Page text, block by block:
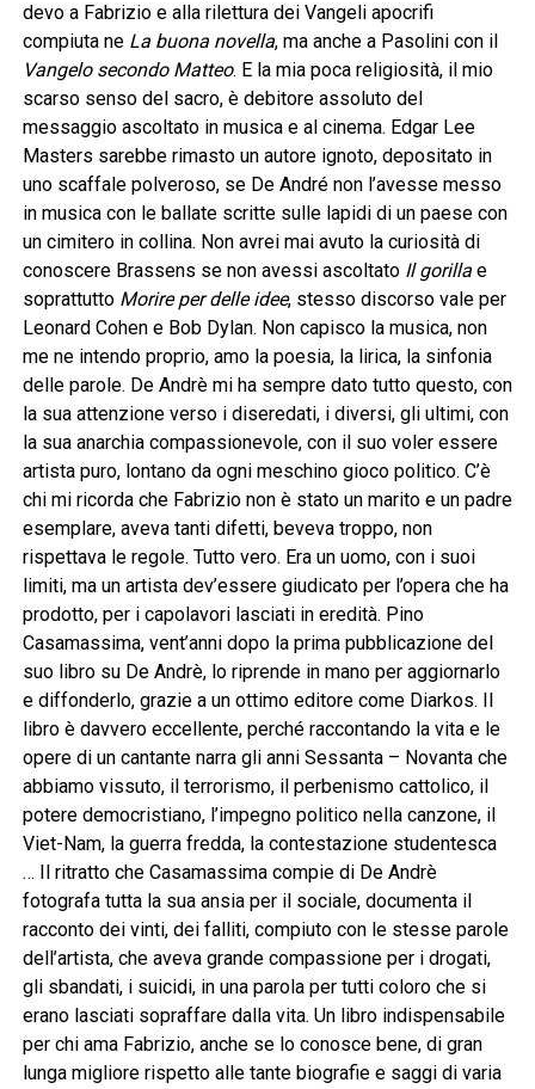
devo a Fabrizio e alla rilettura dei Vangeli apocrifi
compiuta ne La buona novella, ma anche a Pasolini con il
Vangelo secondo Matteo. E la mia poca religiosità, il mio
scarso senso del sacro, è debitore assoluto del
messaggio ascoltato in musica e al cinema. Edgar Lee
Masters sarebbe rimasto un autore ignoto, depositato in
uno scaffale polveroso, se De André non l’avesse messo
in musica con le ballate scritte sulle lapidi di un paese con
un cimitero in collina. Non avrei mai avuto la curiosità di
conoscere Brassens se non avessi ascoltato Il gorillae
soprattutto Morire per delle idee, stesso discorso vale per
Leonard Cohen e Bob Dylan. Non capisco la musica, non
me ne intendo proprio, amo la poesia, la lirica, la sinfonia
delle parole. De Andrè mi ha sempre dato tutto questo, con
la sua attenzione verso i diseredati, i diversi, gli ultimi, con
la sua anarchia compassionevole, con il suo voler essere
artista puro, lontano da ogni meschino gioco politico. C’è
chi mi ricorda che Fabrizio non è stato un marito e un padre
esemplare, aveva tanti difetti, beveva troppo, non
rispettava le regole. Tutto vero. Era un uomo, con i suoi
limiti, ma un artista dev’essere giudicato per l’opera che ha
prodotto, per i capolavori lasciati in eredità. Pino
Casamassima, vent’anni dopo la prima pubblicazione del
suo libro su De Andrè, lo riprende in mano per aggiornarlo
e diffonderlo, grazie a un ottimo editore come Diarkos. Il
libro è davvero eccellente, perché raccontando la vita e le
opere di un cantante narra gli anni Sessanta – Novanta che
abbiamo vissuto, il terrorismo, il perbenismo cattolico, il
potere democristiano, l’impegno politico nella canzone, il
Viet-Nam, la guerra fredda, la contestazione studentesca
… Il ritratto che Casamassima compie di De Andrè
fotografa tutta la sua ansia per il sociale, documenta il
racconto dei vinti, dei falliti, compiuto con le stesse parole
dell’artista, che aveva grande compassione per i drogati,
gli sbandati, i suicidi, in una parola per tutti coloro che si
erano lasciati sopraffare dalla vita. Un libro indispensabile
per chi ama Fabrizio, anche se lo conosce bene, di gran
lunga migliore rispetto alle tante biografie e saggi di varia